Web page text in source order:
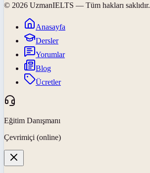
© 2026 UzmanIELTS — Tüm hakları saklıdır.
Anasayfa
Dersler
Yorumlar
Blog
Ücretler
Eğitim Danışmanı
Çevrimiçi (online)